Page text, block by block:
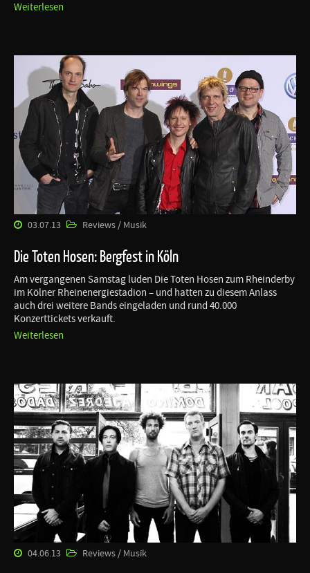
Weiterlesen
03.07.13 Reviews / Musik
Die Toten Hosen: Bergfest in Köln
Am vergangenen Samstag luden Die Toten Hosen zum Rheinderby
im Kölner Rheinenergiestadion – und hatten zu diesem Anlass
auch drei weitere Bands eingeladen und rund 40.000
Konzerttickets verkauft.
Weiterlesen
04.06.13 Reviews / Musik